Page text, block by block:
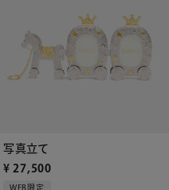
写真立て
¥ 27,500
WEB限定